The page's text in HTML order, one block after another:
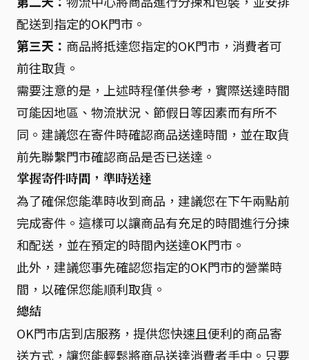
配送到指定的OK門市。
第三天： 商品將抵達您指定的OK門市，消費者可
前往取貨。
需要注意的是，上述時程僅供參考，實際送達時間
可能因地區、物流狀況、節假日等因素而有所不
同。建議您在寄件時確認商品送達時間，並在取貨
前先聯繫門市確認商品是否已送達。
掌握寄件時間，準時送達
為了確保您能準時收到商品，建議您在下午兩點前
完成寄件。這樣可以讓商品有充足的時間進行分揀
和配送，並在預定的時間內送達OK門市。
此外，建議您事先確認您指定的OK門市的營業時
間，以確保您能順利取貨。
總結
OK門市店到店服務，提供您快速且便利的商品寄
送方式，讓您能輕鬆將商品送達消費者手中。只要